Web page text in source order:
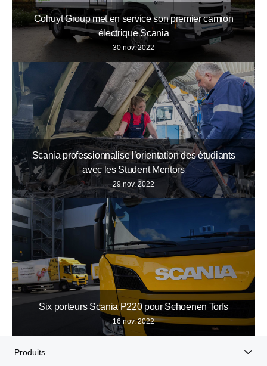
Colruyt Group met en service son premier camion
électrique Scania
30 nov. 2022
Scania professionnalise l’orientation des étudiants
avec les Student Mentors
29 nov. 2022
Six porteurs Scania P220 pour Schoenen Torfs
16 nov. 2022
Produits